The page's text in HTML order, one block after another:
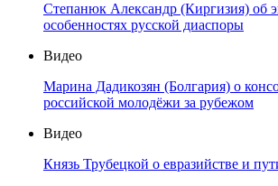
Степанюк Александр (Киргизия) об
особенностях русской диаспоры
Видео
Марина Дадикозян (Болгария) о
российской молодёжи за рубежом
Видео
Князь Трубецкой о евразийстве и